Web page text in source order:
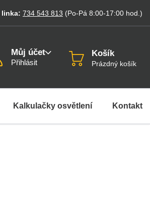
linka: 734 543 813 (Po-Pá 8:00-17:00 hod. )
Můj účet
Přihlásit
Košík
Prázdný košík
Kalkulačky osvětlení Kontakt